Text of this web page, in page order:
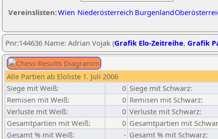
Vereinslisten:Wien Niederösterreich Burgenland
Pnr:144636 Name: Adrian Vojak (Grafik Elo-Zeitreihe, Grafik
Alle Partien ab Eloliste 1. Juli 2006
Siege mit Weiß:
0 Siege mit Schwarz:
Remisen mit Weiß:
0 Remisen mit Schwarz:
Verluste mit Weiß:
0 Verluste mit Schwarz:
Gesamtpartien mit Weiß:
0 Gesamtpartien mit
Gesamt % mit Weiß:
- Gesamt % mit Schwarz: